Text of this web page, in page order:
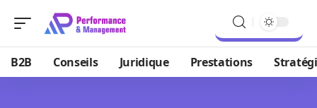
B2B Conseils Juridique Prestations